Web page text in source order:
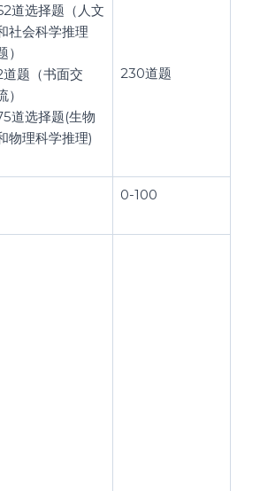
道选择题（人文
社会科学推理
）
道题（书面交
）
道选择题(生物
物理科学推理)
230道题
0-100